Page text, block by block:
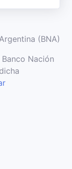
(BNA)
Nación